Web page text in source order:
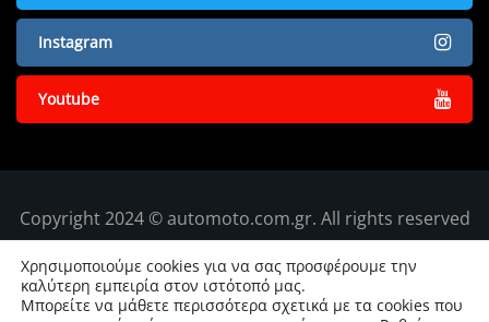
Instagram
Youtube
Copyright 2024 © automoto.com.gr. All rights reserved
Χρησιμοποιούμε cookies για να σας προσφέρουμε την
καλύτερη εμπειρία στον ιστότοπό μας.
Μπορείτε να μάθετε περισσότερα σχετικά με τα cookies που